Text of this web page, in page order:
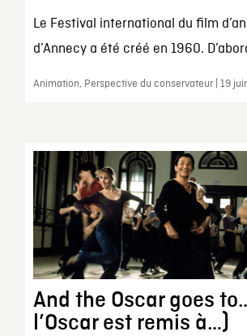
Le Festival international du film
d’Annecy a été créé en 1960.
Animation, Perspective du conservateur | 19
And the Oscar goes
l’Oscar est remis à…)